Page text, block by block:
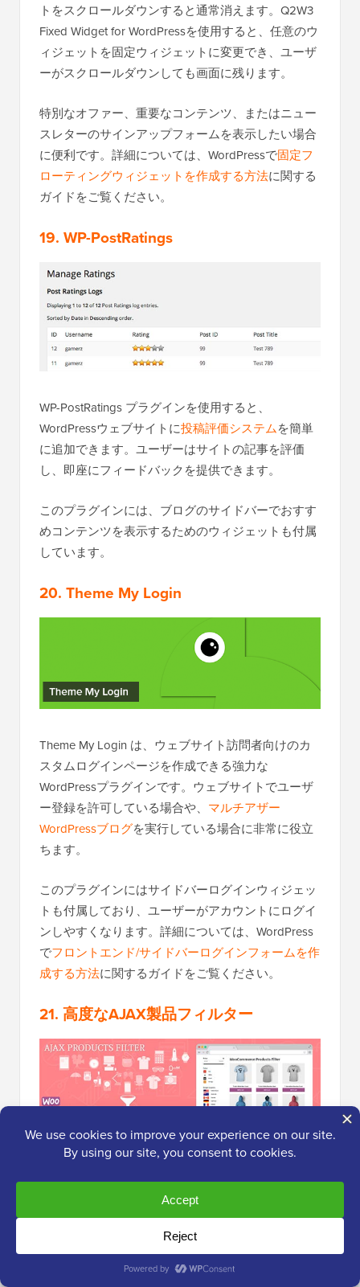
トをスクロールダウンすると通常消えます。Q2W3
Fixed Widget for WordPressを使用すると、任意のウ
ィジェットを固定ウィジェットに変更でき、ユーザ
ーがスクロールダウンしても画面に残ります。
特別なオファー、重要なコンテンツ、またはニュー
スレターのサインアップフォームを表示したい場合
に便利です。詳細については、WordPressで固定フ
ローティングウィジェットを作成する方法に関する
ガイドをご覧ください。
19. WP-PostRatings
WP-PostRatings プラグインを使用すると、
WordPressウェブサイトに投稿評価システムを簡単
に追加できます。ユーザーはサイトの記事を評価
し、即座にフィードバックを提供できます。
このプラグインには、ブログのサイドバーでおすす
めコンテンツを表示するためのウィジェットも付属
しています。
20. Theme My Login
Theme My Login は、ウェブサイト訪問者向けのカ
スタムログインページを作成できる強力な
WordPressプラグインです。ウェブサイトでユーザ
ー登録を許可している場合や、 マルチアザー
WordPressブログを実行している場合に非常に役立
ちます。
このプラグインにはサイドバーログインウィジェッ
トも付属しており、ユーザーがアカウントにログイ
ンしやすくなります。詳細については、WordPress
でフロントエンド/サイドバーログインフォームを作
成する方法に関するガイドをご覧ください。
21. 高度なAJAX製品フィルター
WooCommerceストアのインスタント製品フィルタ
ーを表示できます。フィルターウィジェットをサイ
ドバーに追加するだけで、ユーザーは価格、評価、